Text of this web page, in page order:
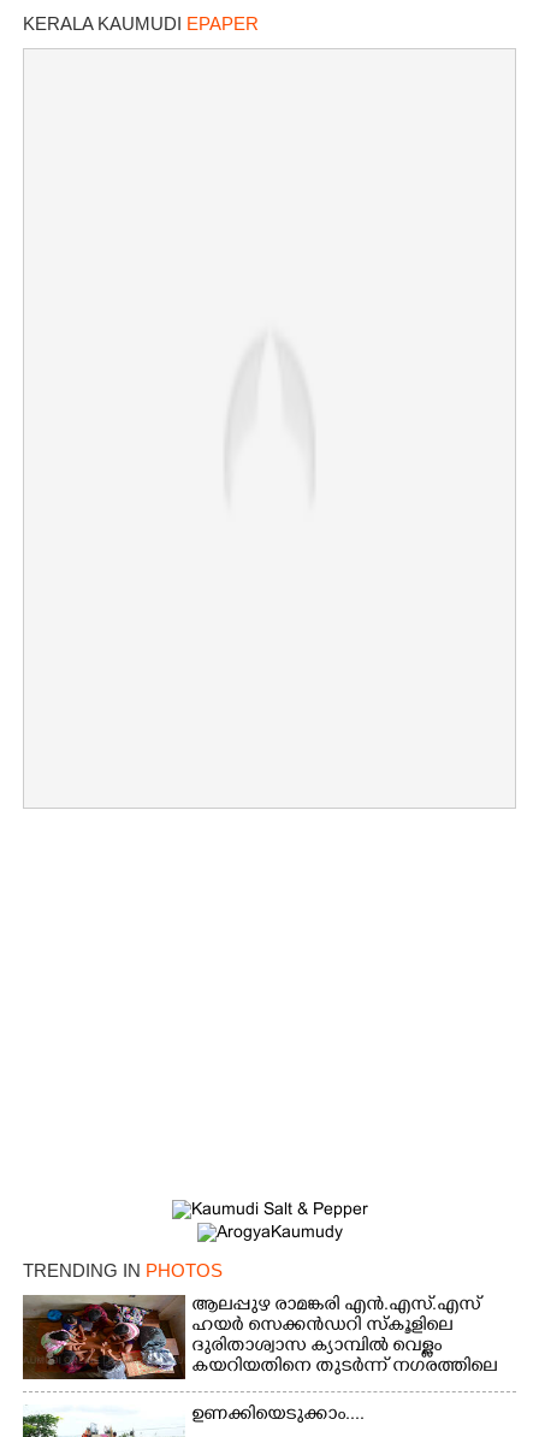
KERALA KAUMUDI EPAPER
TRENDING IN PHOTOS
ആലപ്പുഴ രാമങ്കരി എൻ.എസ്.എസ്
ഹയർ സെക്കൻഡറി സ്കൂളിലെ
ദുരിതാശ്വാസ ക്യാമ്പിൽ വെള്ളം
കയറിയതിനെ തുടർന്ന് നഗരത്തിലെ
തിരുവമ്പാടി ഹയർ സെക്കൻഡറി
സ്കൂളിലെ ക്യാമ്പിലെത്തിയ കുട്ടികൾ
കളികളിലേർപ്പെട്ടപ്പോൾ
ഉണക്കിയെടുക്കാം....